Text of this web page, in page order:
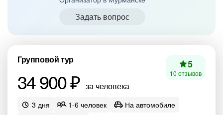
Задать вопрос
Групповой тур
34 900 ₽ за человека
5
10 отзывов
3 дня 1-6 человек
На автомобиле